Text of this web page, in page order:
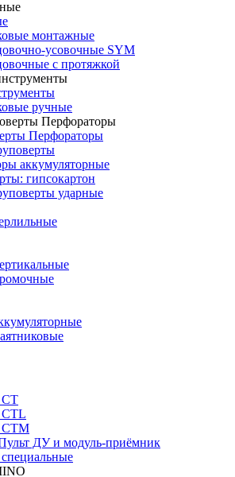
монтажные
усовочные SYM
с протяжкой
ручные
Перфораторы
аккумуляторные
гипсокартон
ударные
ДУ и модуль-приёмник